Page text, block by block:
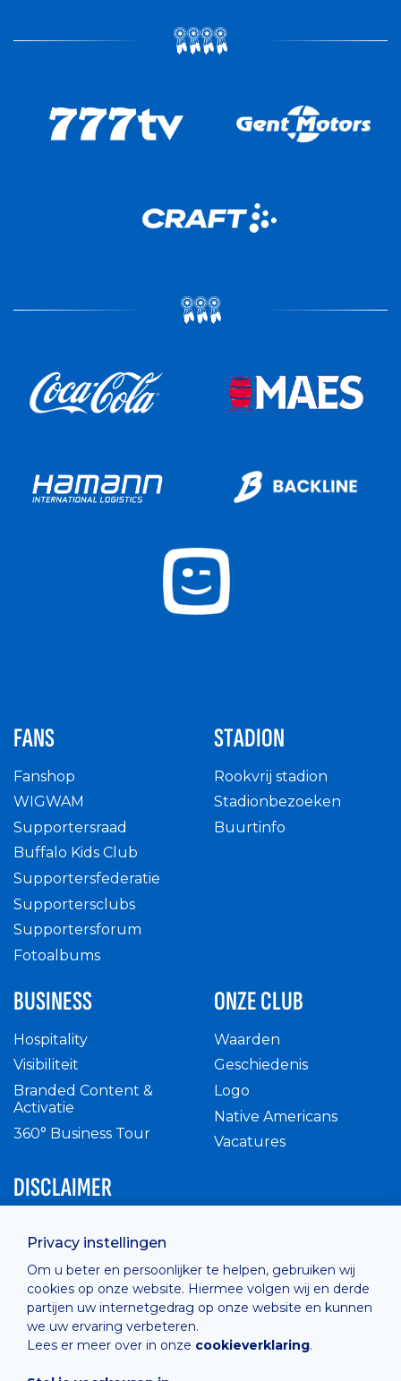
Privacy instellingen
Om u beter en persoonlijker te helpen, gebruiken wij
cookies op onze website. Hiermee volgen wij en derde
partijen uw internetgedrag op onze website en kunnen
we uw ervaring verbeteren.
Lees er meer over in onze cookieverklaring.
FANS
Fanshop
WIGWAM
Supportersraad
Buffalo Kids Club
Supportersfederatie
Supportersclubs
Supportersforum
Fotoalbums
STADION
Rookvrij stadion
Stadionbezoeken
Buurtinfo
BUSINESS
Hospitality
Visibiliteit
Branded Content &
Activatie
360° Business Tour
ONZE CLUB
Waarden
Geschiedenis
Logo
Native Americans
Vacatures
DISCLAIMER
Privacy Policy
Cashless
verkoopsvoorwaarden
Cookie Policy